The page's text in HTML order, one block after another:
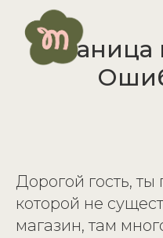
Страница
Дорогой гость,
которой не
магазин, там